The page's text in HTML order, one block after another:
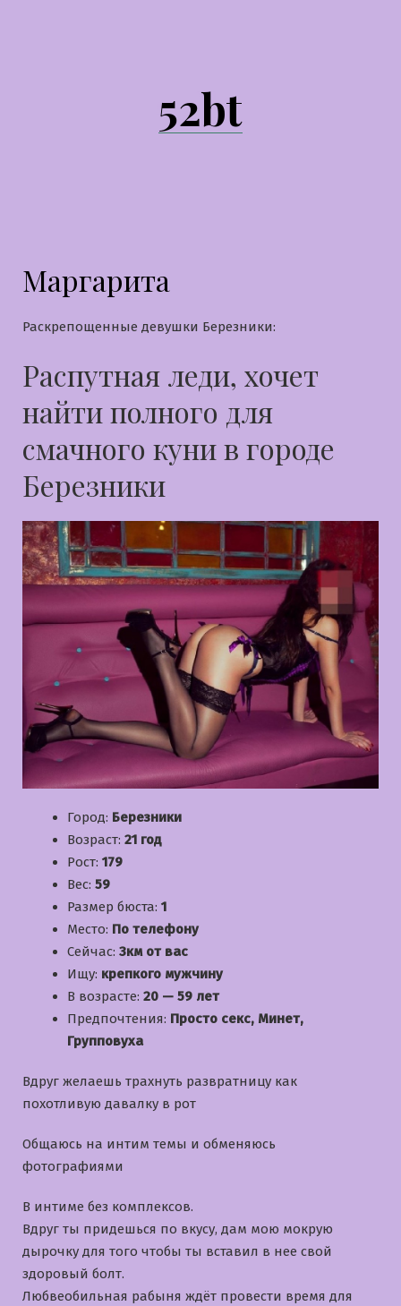
52bt
Маргарита
Раскрепощенные девушки Березники:
Распутная леди, хочет
найти полного для
смачного куни в городе
Березники
Город: Березники
Возраст: 21 год
Рост: 179
Вес: 59
Размер бюста: 1
Место: По телефону
Сейчас: 3км от вас
Ищу: крепкого мужчину
В возрасте: 20 — 59 лет
Предпочтения: Просто секс, Минет,
Групповуха
Вдруг желаешь трахнуть развратницу как
похотливую давалку в рот
Общаюсь на интим темы и обменяюсь
фотографиями
В интиме без комплексов.
Вдруг ты придешься по вкусу, дам мою мокрую
дырочку для того чтобы ты вставил в нее свой
здоровый болт.
Любвеобильная рабыня ждёт провести время для